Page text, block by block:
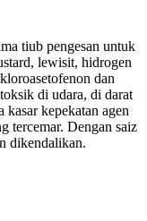
tiub pengesan untuk
lewisit, hidrogen
dan
di udara, di darat
kasar kepekatan agen
tercemar. Dengan saiz
dikendalikan.